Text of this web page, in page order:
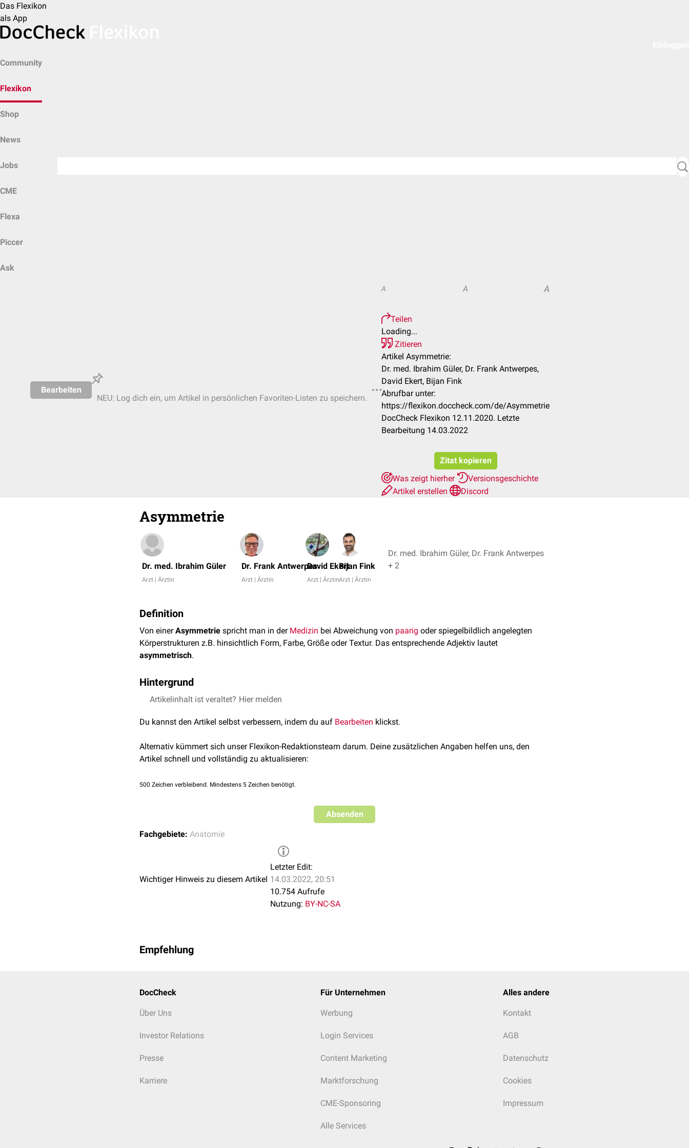
Das Flexikon
als App
Community
Flexikon
Shop
News
Jobs
CME
Flexa
Piccer
Ask
Bearbeiten
NEU: Log dich ein, um Artikel in persönlichen Favoriten-Listen zu speichern.
A A A
Teilen
Loading...
Zitieren
Artikel Asymmetrie:
Dr. med. Ibrahim Güler, Dr. Frank Antwerpes,
David Ekert, Bijan Fink
Abrufbar unter:
https://flexikon.doccheck.com/de/Asymmetrie
DocCheck Flexikon 12.11.2020. Letzte
Bearbeitung 14.03.2022
Zitat kopieren
Was zeigt hierher
Versionsgeschichte
Artikel erstellen
Discord
Asymmetrie
Dr. med. Ibrahim Güler
Arzt | Ärztin
Dr. Frank Antwerpes
Arzt | Ärztin
David Ekert
Arzt | Ärztin
Bijan Fink
Arzt | Ärztin
Dr. med. Ibrahim Güler, Dr. Frank Antwerpes
+ 2
Definition
Von einerAsymmetrie spricht man in der Medizin bei Abweichung von paarig oder spiegelbildlich angelegten
Körperstrukturen z.B. hinsichtlich Form, Farbe, Größe oder Textur. Das entsprechende Adjektiv lautet
asymmetrisch.
Hintergrund
Da der Körper in großen Teilen seiner Anatomie – mit Ausnahme der meisten
Prozesse. Untersuchungen werden daher oft im Seitenvergleich durchgeführt.
Artikelinhalt ist veraltet? Hier melden
Du kannst den Artikel selbst verbessern, indem du auf Bearbeiten klickst.
Alternativ kümmert sich unser Flexikon-Redaktionsteam darum. Deine zusätzlichen Angaben helfen uns, den
Artikel schnell und vollständig zu aktualisieren:
500 Zeichen verbleibend. Mindestens 5 Zeichen benötigt.
Absenden
Fachgebiete: Anatomie
Wichtiger Hinweis zu diesem Artikel
Letzter Edit:
14.03.2022, 20:51
10.754 Aufrufe
Nutzung: BY-NC-SA
Empfehlung
DocCheck
Über Uns
Investor Relations
Presse
Karriere
Für Unternehmen
Werbung
Login Services
Content Marketing
Marktforschung
CME-Sponsoring
Alle Services
Alles andere
Kontakt
AGB
Datenschutz
Cookies
Impressum